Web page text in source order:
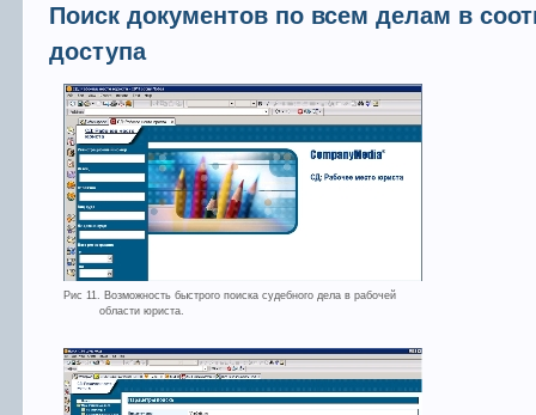
Поиск документов по всем делам в
доступа
Рис 11. Возможность быстрого поиска судебного дела в рабочей
области юриста.